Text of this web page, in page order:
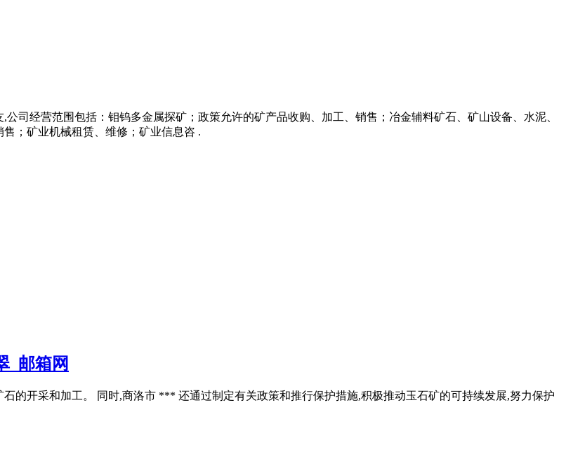
司经营范围包括：钼钨多金属探矿；政策允许的矿产品收购、加工、销售；冶金辅料矿石、矿山设备、水泥、
；矿业机械租赁、维修；矿业信息咨 .
_邮箱网
的开采和加工。 同时,商洛市 *** 还通过制定有关政策和推行保护措施,积极推动玉石矿的可持续发展,努力保护